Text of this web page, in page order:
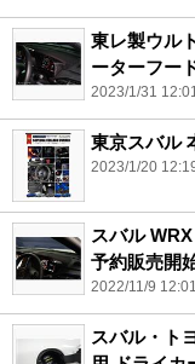
東レ製ウル
ーターフー
2023/1/31
東京スバル
2023/1/20
スバル
予約販売開
2022/11/9 12:01
スバル・ト